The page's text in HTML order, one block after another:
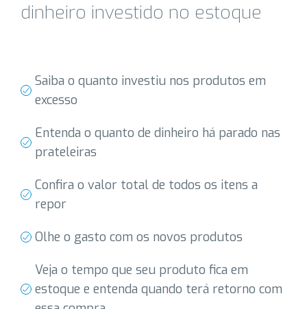
dinheiro investido no estoque
Saiba o quanto investiu nos produtos em
excesso
Entenda o quanto de dinheiro há parado nas
prateleiras
Confira o valor total de todos os itens a
repor
Olhe o gasto com os novos produtos
Veja o tempo que seu produto fica em
estoque e entenda quando terá retorno com